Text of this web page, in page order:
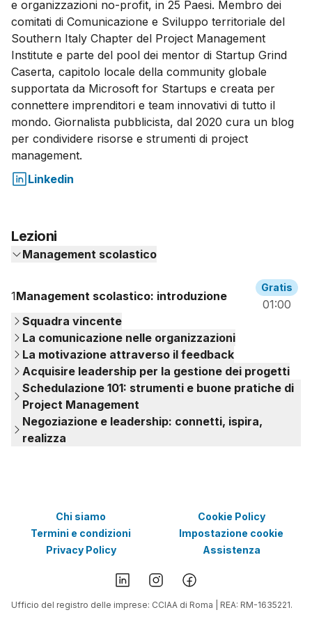
e organizzazioni no-profit, in 25 Paesi. Membro dei
comitati di Comunicazione e Sviluppo territoriale del
Southern Italy Chapter del Project Management
Institute e parte del pool dei mentor di Startup Grind
Caserta, capitolo locale della community globale
supportata da Microsoft for Startups e creata per
connettere imprenditori e team innovativi di tutto il
mondo. Giornalista pubblicista, dal 2020 cura un blog
per condividere risorse e strumenti di project
management.
Linkedin
Lezioni
Management scolastico
1Management scolastico: introduzione
Gratis
01:00
Squadra vincente
La comunicazione nelle organizzazioni
La motivazione attraverso il feedback
Acquisire leadership per la gestione dei progetti
Schedulazione 101: strumenti e buone pratiche di
Project Management
Negoziazione e leadership: connetti, ispira,
realizza
Chi siamo
Termini e condizioni
Privacy Policy
Cookie Policy
Impostazione cookie
Assistenza
Ufficio del registro delle imprese: CCIAA di Roma | REA: RM-1635221.